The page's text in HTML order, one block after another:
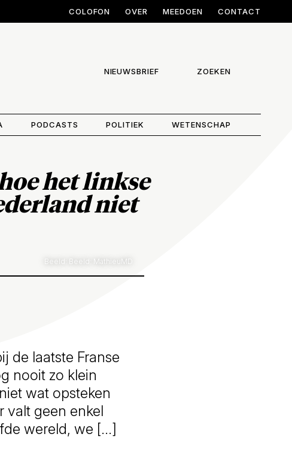
COLOFON OVER MEEDOEN CONTACT
NIEUWSBRIEF ZOEKEN
PODCASTS POLITIEK WETENSCHAP
het linkse
niet
Beeld: Beeld: MathieuMD
de laatste Franse
nooit zo klein
wat opsteken
valt geen enkel
wereld, we […]